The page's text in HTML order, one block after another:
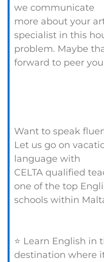
we communicate
more about your
specialist in this
problem. Maybe
forward to peer
Want to speak
Let us go on
language with
CELTA qualified
one of the top
schools within
⭐ Learn English
destination where